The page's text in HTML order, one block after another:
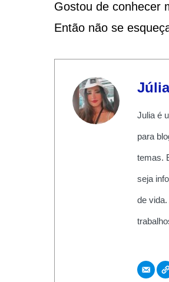
Gostou de conhecer
Então não se
Julia é
para
temas.
seja
de